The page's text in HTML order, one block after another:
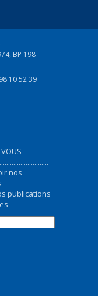
BP 198
10 52 39
nos
publications